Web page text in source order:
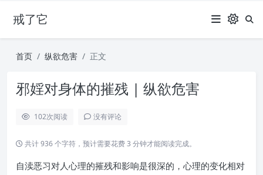
戒了它
首页 纵欲危害 正文
邪婬对身体的摧残 | 纵欲危害
102次阅读 没有评论
共计 936 个字符，预计需要花费 3 分钟才能阅读完成。
自渎恶习对人心理的摧残和影响是很深的，心理的变化相对